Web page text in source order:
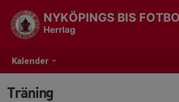
Kalender
NYKÖPINGS BIS
Herrlag
Träning